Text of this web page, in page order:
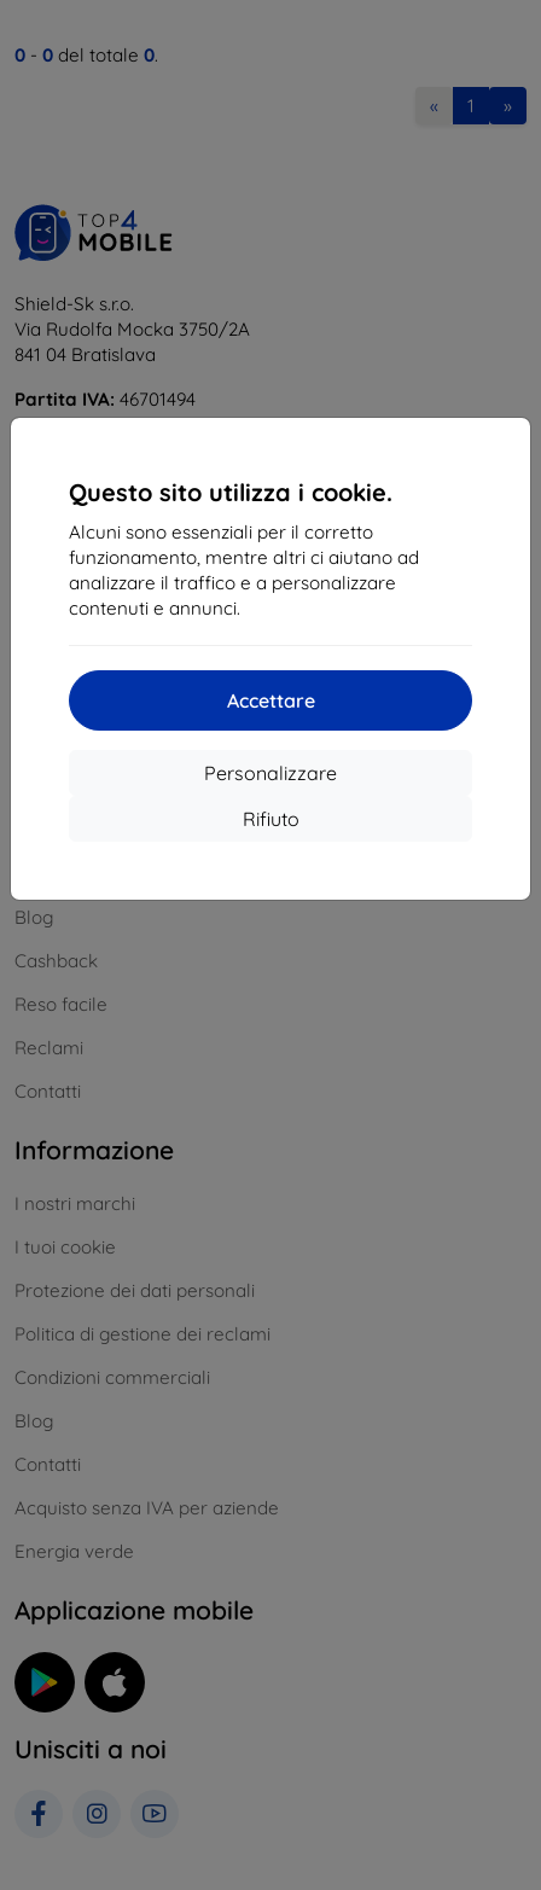
Questo sito utilizza i cookie.
Alcuni sono essenziali per il corretto
funzionamento, mentre altri ci aiutano ad
analizzare il traffico e a personalizzare
contenuti e annunci.
Accettare
Personalizzare
Rifiuto
0 - 0 del totale 0.
« 1 »
Shield-Sk s.r.o.
Via Rudolfa Mocka 3750/2A
841 04 Bratislava
Partita IVA: 46701494
P. IVA:SK2023549671
Contatto
info@top4mobile.eu
Scrivici
8:00 – 16:00
Sabato e domenica:
Blog
Cashback
Reso facile
Reclami
Contatti
Informazione
I nostri marchi
I tuoi cookie
Protezione dei dati personali
Politica di gestione dei reclami
Condizioni commerciali
Blog
Contatti
Acquisto senza IVA per aziende
Energia verde
Applicazione mobile
Unisciti a noi